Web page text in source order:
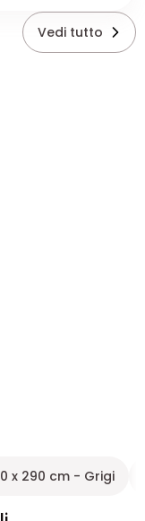
Vedi tutto
x 290 cm - Grigi